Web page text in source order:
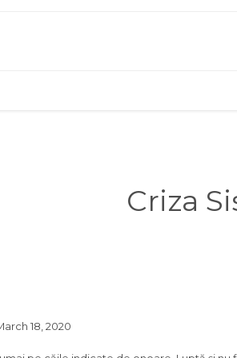
Criza
18, 2020